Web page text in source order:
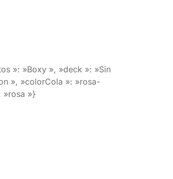
»: »Boxy », »deck »: »Sin
», »colorCola »: »rosa-
»rosa »}